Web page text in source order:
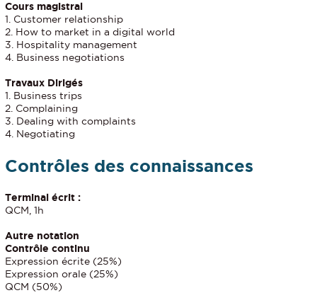
Cours magistral
1. Customer relationship
2. How to market in a digital world
3. Hospitality management
4. Business negotiations
Travaux Dirigés
1. Business trips
2. Complaining
3. Dealing with complaints
4. Negotiating
Contrôles des connaissances
Terminal écrit :
QCM, 1h
Autre notation
Contrôle continu
Expression écrite (25%)
Expression orale (25%)
QCM (50%)